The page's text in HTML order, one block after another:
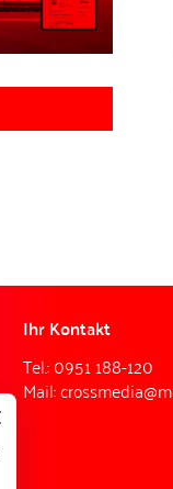
Ihr Kontakt
Tel.:0951 188-120
Mail: